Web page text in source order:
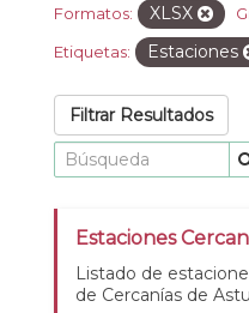
Formatos: XLSX
Etiquetas: Estaciones
Filtrar Resultados
Estaciones
Listado de
de Cercanías de